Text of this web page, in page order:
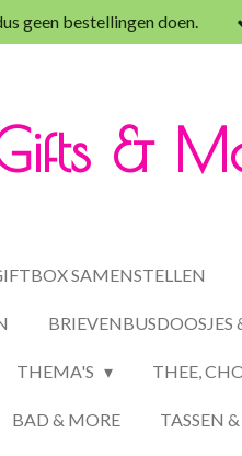
geen bestellingen doen.
&
SAMENSTELLEN
BRIEVENBUSDOOSJES
THEMA'S THEE,
BAD & MORE TASSEN